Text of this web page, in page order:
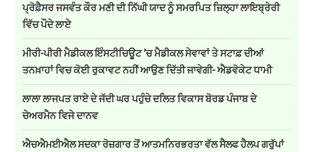
ਪ੍ਰੋਫ਼ੈਸਰ ਜਸਵੰਤ ਕੌਰ ਮਣੀ ਦੀ ਨਿੱਘੀ ਯਾਦ ਨੂੰ ਸਮਰਪਿਤ ਜ਼ਿਲ੍ਹਾ ਲਾਇਬ੍ਰੇਰੀ
ਵਿੱਚ ਪੌਦੇ ਲਾਏ
ਮੀਰੀ-ਪੀਰੀ ਮੈਡੀਕਲ ਇੰਸਟੀਚਿਊਟ ’ਚ ਮੈਡੀਕਲ ਸੇਵਾਵਾਂ ਤੇ ਸਟਾਫ਼ ਦੀਆਂ
ਤਨਖ਼ਾਹਾਂ ਵਿਚ ਕੋਈ ਰੁਕਾਵਟ ਨਹੀਂ ਆਉਣ ਦਿੱਤੀ ਜਾਵੇਗੀ- ਐਡਵੋਕੇਟ ਧਾਮੀ
ਲਾਲਾ ਲਾਜਪਤ ਰਾਏ ਦੇ ਜੱਦੀ ਘਰ ਪਹੁੰਚੇ ਦਲਿਤ ਵਿਕਾਸ ਬੋਰਡ ਪੰਜਾਬ ਦੇ
ਚੇਅਰਮੈਨ ਵਿਜੇ ਦਾਨਵ
ਐਚਐਮਈਐਲ ਸਦਕਾ ਰੋਜ਼ਗਾਰ ਤੋਂ ਆਤਮਨਿਰਭਰਤਾ ਵੱਲ ਸੈਲਫ ਹੈਲਪ ਗਰੁੱਪਾਂ